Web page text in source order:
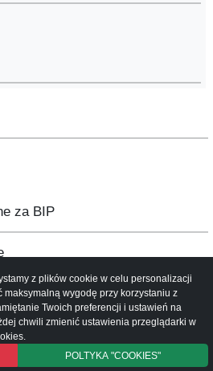
za BIP
z plików cookie w celu personalizacji
wygodę przy korzystaniu z
Twoich preferencji i ustawień na
chwili zmienić ustawienia przeglądarki w
POLTYKA "COOKIES"